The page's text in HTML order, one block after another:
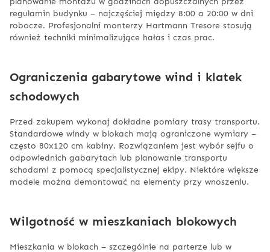
regulamin budynku – najczęściej między 8:00 a 20:00 w dni
robocze. Profesjonalni monterzy Hartmann Tresore stosują
również techniki minimalizujące hałas i czas prac.
Ograniczenia gabarytowe wind i klatek
schodowych
Przed zakupem wykonaj dokładne pomiary trasy transportu.
Standardowe windy w blokach mają ograniczone wymiary –
często 80x120 cm kabiny. Rozwiązaniem jest wybór sejfu o
odpowiednich gabarytach lub planowanie transportu
schodami z pomocą specjalistycznej ekipy. Niektóre większe
modele można demontować na elementy przy wnoszeniu.
Wilgotność w mieszkaniach blokowych
Mieszkania w blokach – szczególnie na parterze lub w